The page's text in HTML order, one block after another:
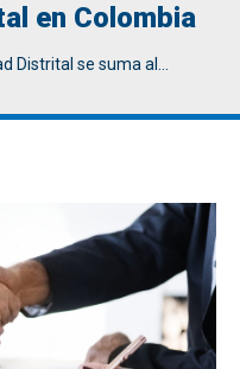
en Colombia
Distrital se suma al…